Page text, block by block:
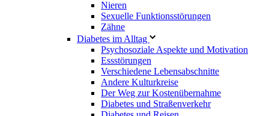
Nieren
Sexuelle Funktionsstörungen
Zähne
Diabetes im Alltag
Psychosoziale Aspekte und Motivation
Essstörungen
Verschiedene Lebensabschnitte
Andere Kulturkreise
Der Weg zur Kostenübernahme
Diabetes und Straßenverkehr